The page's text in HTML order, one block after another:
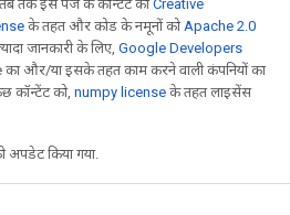
तक इस पेज के कॉन्टेंट कोCreative
के तहत और कोड के नमूनों कोApache 2.0
जानकारी के लिए, Google Developers
और/या इसके तहत काम करने वाली कंपनियों का
कॉन्टेंट को, numpy license के तहत लाइसेंस
अपडेट किया गया.